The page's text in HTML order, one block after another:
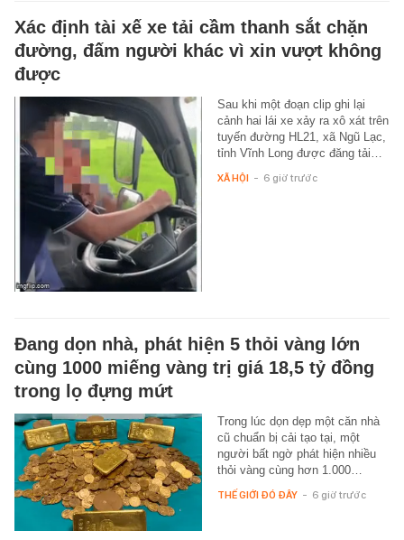
Xác định tài xế xe tải cầm thanh sắt chặn
đường, đấm người khác vì xin vượt không
được
Sau khi một đoạn clip ghi lại
cảnh hai lái xe xảy ra xô xát trên
tuyến đường HL21, xã Ngũ Lạc,
tỉnh Vĩnh Long được đăng tải…
XÃ HỘI - 6 giờ trước
Đang dọn nhà, phát hiện 5 thỏi vàng lớn
cùng 1000 miếng vàng trị giá 18,5 tỷ đồng
trong lọ đựng mứt
Trong lúc dọn dẹp một căn nhà
cũ chuẩn bị cải tạo tại, một
người bất ngờ phát hiện nhiều
thỏi vàng cùng hơn 1.000…
THẾ GIỚI ĐÓ ĐÂY - 6 giờ trước